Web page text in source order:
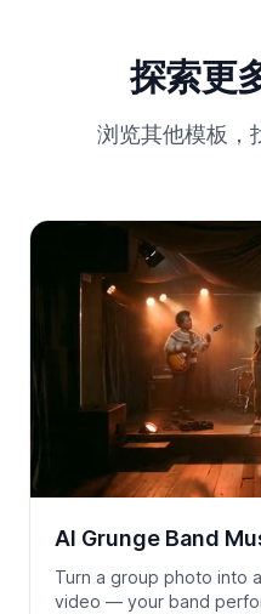
探索更
浏览其他模板，
AI Grunge Band
Turn a group photo into
video — your band